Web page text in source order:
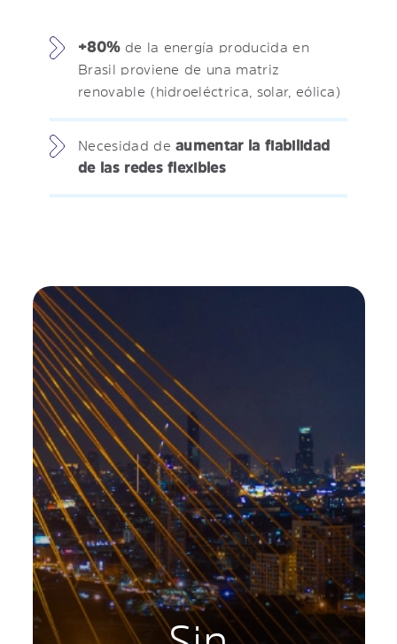
+80%de la energía producida en
Brasil proviene de una matriz
renovable (hidroeléctrica, solar, eólica)
Necesidad deaumentar la fiabilidad
de las redes flexibles